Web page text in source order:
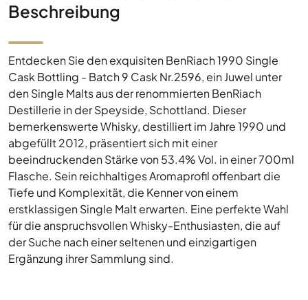
Beschreibung
Entdecken Sie den exquisiten BenRiach 1990 Single
Cask Bottling - Batch 9 Cask Nr.2596, ein Juwel unter
den Single Malts aus der renommierten BenRiach
Destillerie in der Speyside, Schottland. Dieser
bemerkenswerte Whisky, destilliert im Jahre 1990 und
abgefüllt 2012, präsentiert sich mit einer
beeindruckenden Stärke von 53.4% Vol. in einer 700ml
Flasche. Sein reichhaltiges Aromaprofil offenbart die
Tiefe und Komplexität, die Kenner von einem
erstklassigen Single Malt erwarten. Eine perfekte Wahl
für die anspruchsvollen Whisky-Enthusiasten, die auf
der Suche nach einer seltenen und einzigartigen
Ergänzung ihrer Sammlung sind.